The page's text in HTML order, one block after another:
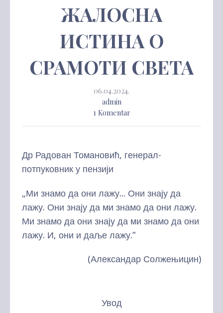
ЖАЛОСНА
ИСТИНА О
СРАМОТИ СВЕТА
06.04.2024.
admin
1 Komentar
Др Радован Томановић, генерал-
потпуковник у пензији
„Ми знамо да они лажу... Они знају да
лажу. Они знају да ми знамо да они лажу.
Ми знамо да они знају да ми знамо да они
лажу. И, они и даље лажу.”
(Александар Солжењицин)
Увод